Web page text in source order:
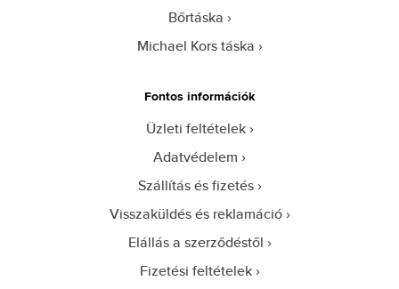
Bőrtáska
Michael Kors táska
Fontos információk
Üzleti feltételek
Adatvédelem
Szállítás és fizetés
Visszaküldés és reklamáció
Elállás a szerződéstől
Fizetési feltételek